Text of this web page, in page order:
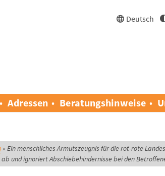
Deutsch
Adressen Beratungshinweise
»Ein menschliches Armutszeugnis für die rot-rote
und ignoriert Abschiebehindernisse bei den